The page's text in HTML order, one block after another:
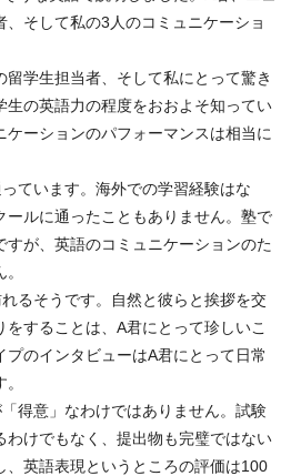
そして私の3人のコミュニケーショ
留学生担当者、そして私にとって驚き
生の英語力の程度をおおよそ知ってい
ケーションのパフォーマンスは相当に
ています。海外での学習経験はな
ールに通ったこともありません。塾で
が、英語のコミュニケーションのた
るそうです。自然と彼らと挨拶を交
することは、A君にとって珍しいこ
プのインタビューはA君にとって日常
得意」なわけではありません。試験
わけでもなく、提出物も完璧ではない
、英語表現というところの評価は100